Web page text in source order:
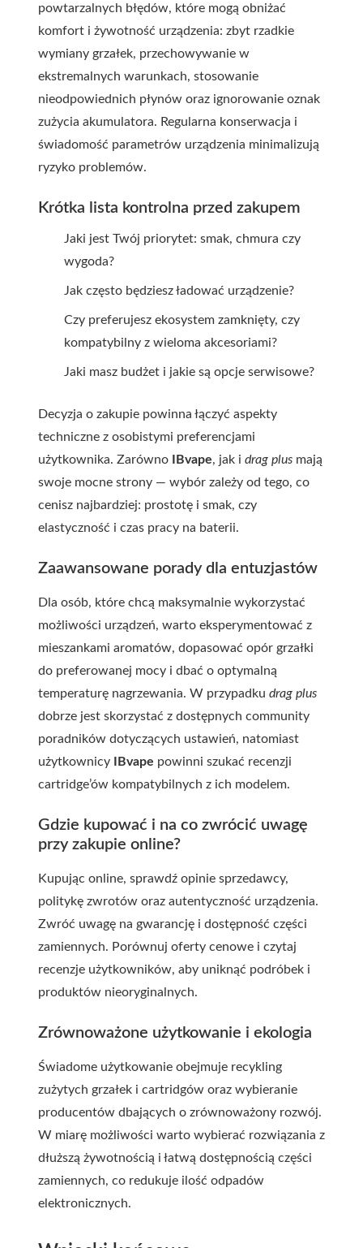
powtarzalnych błędów, które mogą obniżać
komfort i żywotność urządzenia: zbyt rzadkie
wymiany grzałek, przechowywanie w
ekstremalnych warunkach, stosowanie
nieodpowiednich płynów oraz ignorowanie oznak
zużycia akumulatora. Regularna konserwacja i
świadomość parametrów urządzenia minimalizują
ryzyko problemów.
Krótka lista kontrolna przed zakupem
Jaki jest Twój priorytet: smak, chmura czy
wygoda?
Jak często będziesz ładować urządzenie?
Czy preferujesz ekosystem zamknięty, czy
kompatybilny z wieloma akcesoriami?
Jaki masz budżet i jakie są opcje serwisowe?
Decyzja o zakupie powinna łączyć aspekty
techniczne z osobistymi preferencjami
użytkownika. Zarówno
IBvape, jak i drag plus mają
swoje mocne strony — wybór zależy od tego, co
cenisz najbardziej: prostotę i smak, czy
elastyczność i czas pracy na baterii.
Zaawansowane porady dla entuzjastów
Dla osób, które chcą maksymalnie wykorzystać
możliwości urządzeń, warto eksperymentować z
mieszankami aromatów, dopasować opór grzałki
do preferowanej mocy i dbać o optymalną
temperaturę nagrzewania. W przypadku drag plus
dobrze jest skorzystać z dostępnych community
poradników dotyczących ustawień, natomiast
użytkownicy
IBvape powinni szukać recenzji
cartridge’ów kompatybilnych z ich modelem.
Gdzie kupować i na co zwrócić uwagę
przy zakupie online?
Kupując online, sprawdź opinie sprzedawcy,
politykę zwrotów oraz autentyczność urządzenia.
Zwróć uwagę na gwarancję i dostępność części
zamiennych. Porównuj oferty cenowe i czytaj
recenzje użytkowników, aby uniknąć podróbek i
produktów nieoryginalnych.
Zrównoważone użytkowanie i ekologia
Świadome użytkowanie obejmuje recykling
zużytych grzałek i cartridgów oraz wybieranie
producentów dbających o zrównoważony rozwój.
W miarę możliwości warto wybierać rozwiązania z
dłuższą żywotnością i łatwą dostępnością części
zamiennych, co redukuje ilość odpadów
elektronicznych.